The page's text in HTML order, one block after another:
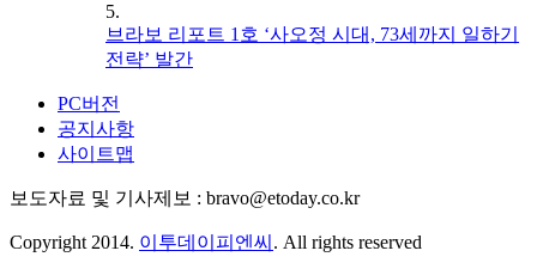
5.
브라보 리포트 1호 ‘사오정 시대, 73세까지 일하기
전략’ 발간
PC버전
공지사항
사이트맵
보도자료 및 기사제보 : bravo@etoday.co.kr
Copyright 2014. 이투데이피엔씨 . All rights reserved